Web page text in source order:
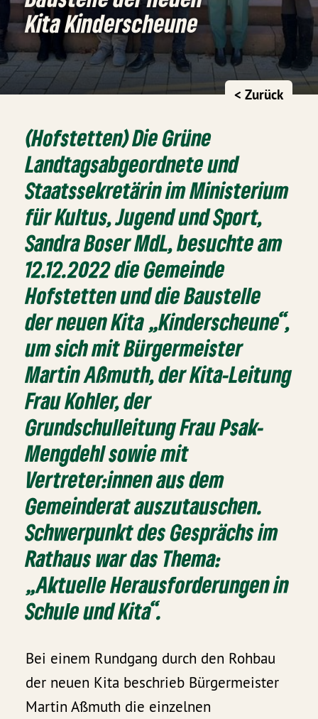
Kita Kinderscheune
< Zurück
(Hofstetten) Die Grüne
Landtagsabgeordnete und
Staatssekretärin im Ministerium
für Kultus, Jugend und Sport,
Sandra Boser MdL, besuchte am
12.12.2022 die Gemeinde
Hofstetten und die Baustelle
der neuen Kita „Kinderscheune“,
um sich mit Bürgermeister
Martin Aßmuth, der Kita-Leitung
Frau Kohler, der
Grundschulleitung Frau Psak-
Mengdehl sowie mit
Vertreter:innen aus dem
Gemeinderat auszutauschen.
Schwerpunkt des Gesprächs im
Rathaus war das Thema:
„Aktuelle Herausforderungen in
Schule und Kita“.
Bei einem Rundgang durch den Rohbau
der neuen Kita beschrieb Bürgermeister
Martin Aßmuth die einzelnen